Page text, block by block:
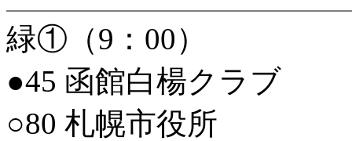
緑①（9：00）
●45 函館白楊クラブ
○80 札幌市役所